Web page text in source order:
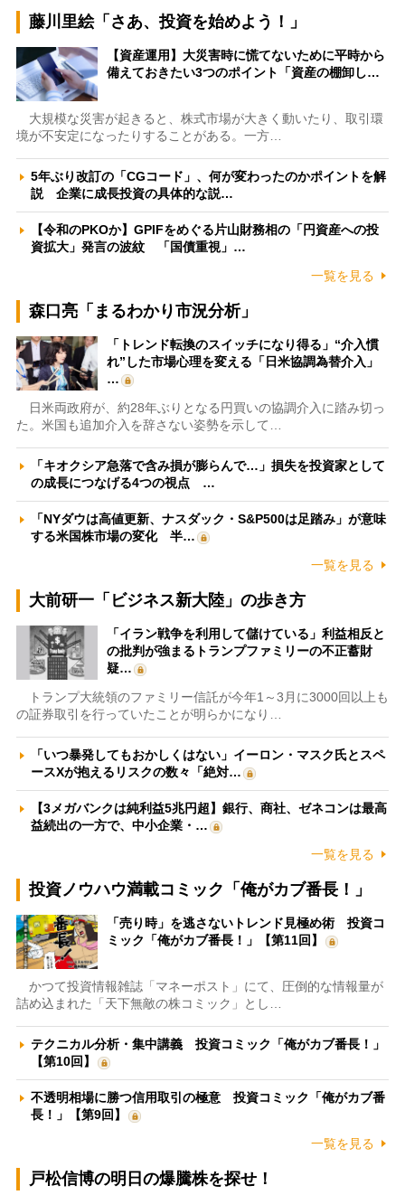
藤川里絵「さあ、投資を始めよう！」
【資産運用】大災害時に慌てないために平時から
備えておきたい3つのポイント「資産の棚卸し…
大規模な災害が起きると、株式市場が大きく動いたり、取引環
境が不安定になったりすることがある。一方…
5年ぶり改訂の「CGコード」、何が変わったのかポイントを解
説 企業に成長投資の具体的な説…
【令和のPKOか】GPIFをめぐる片山財務相の「円資産への投
資拡大」発言の波紋 「国債重視」…
一覧を見る
森口亮「まるわかり市況分析」
「トレンド転換のスイッチになり得る」“介入慣
れ”した市場心理を変える「日米協調為替介入」
…
日米両政府が、約28年ぶりとなる円買いの協調介入に踏み切っ
た。米国も追加介入を辞さない姿勢を示して…
「キオクシア急落で含み損が膨らんで…」損失を投資家として
の成長につなげる4つの視点 …
「NYダウは高値更新、ナスダック・S&P500は足踏み」が意味
する米国株市場の変化 半…
一覧を見る
大前研一「ビジネス新大陸」の歩き方
「イラン戦争を利用して儲けている」利益相反と
の批判が強まるトランプファミリーの不正蓄財
疑…
トランプ大統領のファミリー信託が今年1～3月に3000回以上も
の証券取引を行っていたことが明らかになり…
「いつ暴発してもおかしくはない」イーロン・マスク氏とスペ
ースXが抱えるリスクの数々「絶対…
【3メガバンクは純利益5兆円超】銀行、商社、ゼネコンは最高
益続出の一方で、中小企業・…
一覧を見る
投資ノウハウ満載コミック「俺がカブ番長！」
「売り時」を逃さないトレンド見極め術 投資コ
ミック「俺がカブ番長！」【第11回】
かつて投資情報雑誌「マネーポスト」にて、圧倒的な情報量が
詰め込まれた「天下無敵の株コミック」とし…
テクニカル分析・集中講義 投資コミック「俺がカブ番長！」
【第10回】
不透明相場に勝つ信用取引の極意 投資コミック「俺がカブ番
長！」【第9回】
一覧を見る
戸松信博の明日の爆騰株を探せ！